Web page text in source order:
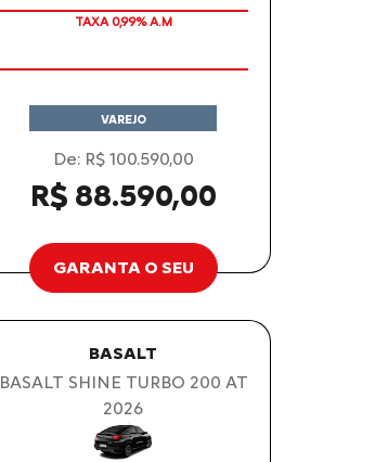
OPORTUNIDADE
VAREJO
De: R$ 100.590,00
R$ 88.590,00
GARANTA O SEU
BASALT
BASALT SHINE TURBO 200 AT
2026